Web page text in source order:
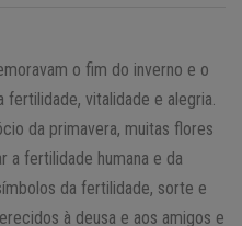
o fim do inverno e o
vitalidade e alegria.
da primavera, muitas flores
a fertilidade humana e da
da fertilidade, sorte e
à deusa e aos amigos e